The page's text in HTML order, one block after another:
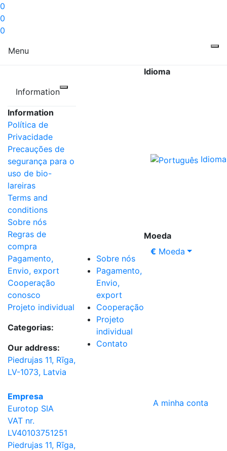
0
0
0
Menu
Information
Information
Política de
Privacidade
Precauções de
segurança para o
uso de bio-
lareiras
Terms and
conditions
Sobre nós
Regras de
compra
Pagamento,
Envio, export
Cooperação
conosco
Projeto individual
Categorias:
Our address:
Piedrujas 11, Rīga,
LV-1073, Latvia
Empresa
Eurotop SIA
VAT nr.
LV40103751251
Piedrujas 11, Rīga,
Sobre nós
Pagamento,
Envio,
export
Cooperação
Projeto
individual
Contato
Idioma
Idioma
Moeda
€ Moeda
A minha conta